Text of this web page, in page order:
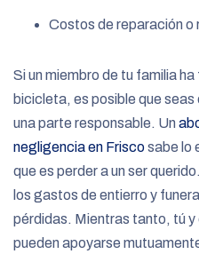
Costos de reparación
Si un miembro de tu familia
bicicleta, es posible que
una parte responsable. Un
negligencia en Friscosabe lo
que es perder a un ser
los gastos de entierro y
pérdidas. Mientras tanto, tú
pueden apoyarse